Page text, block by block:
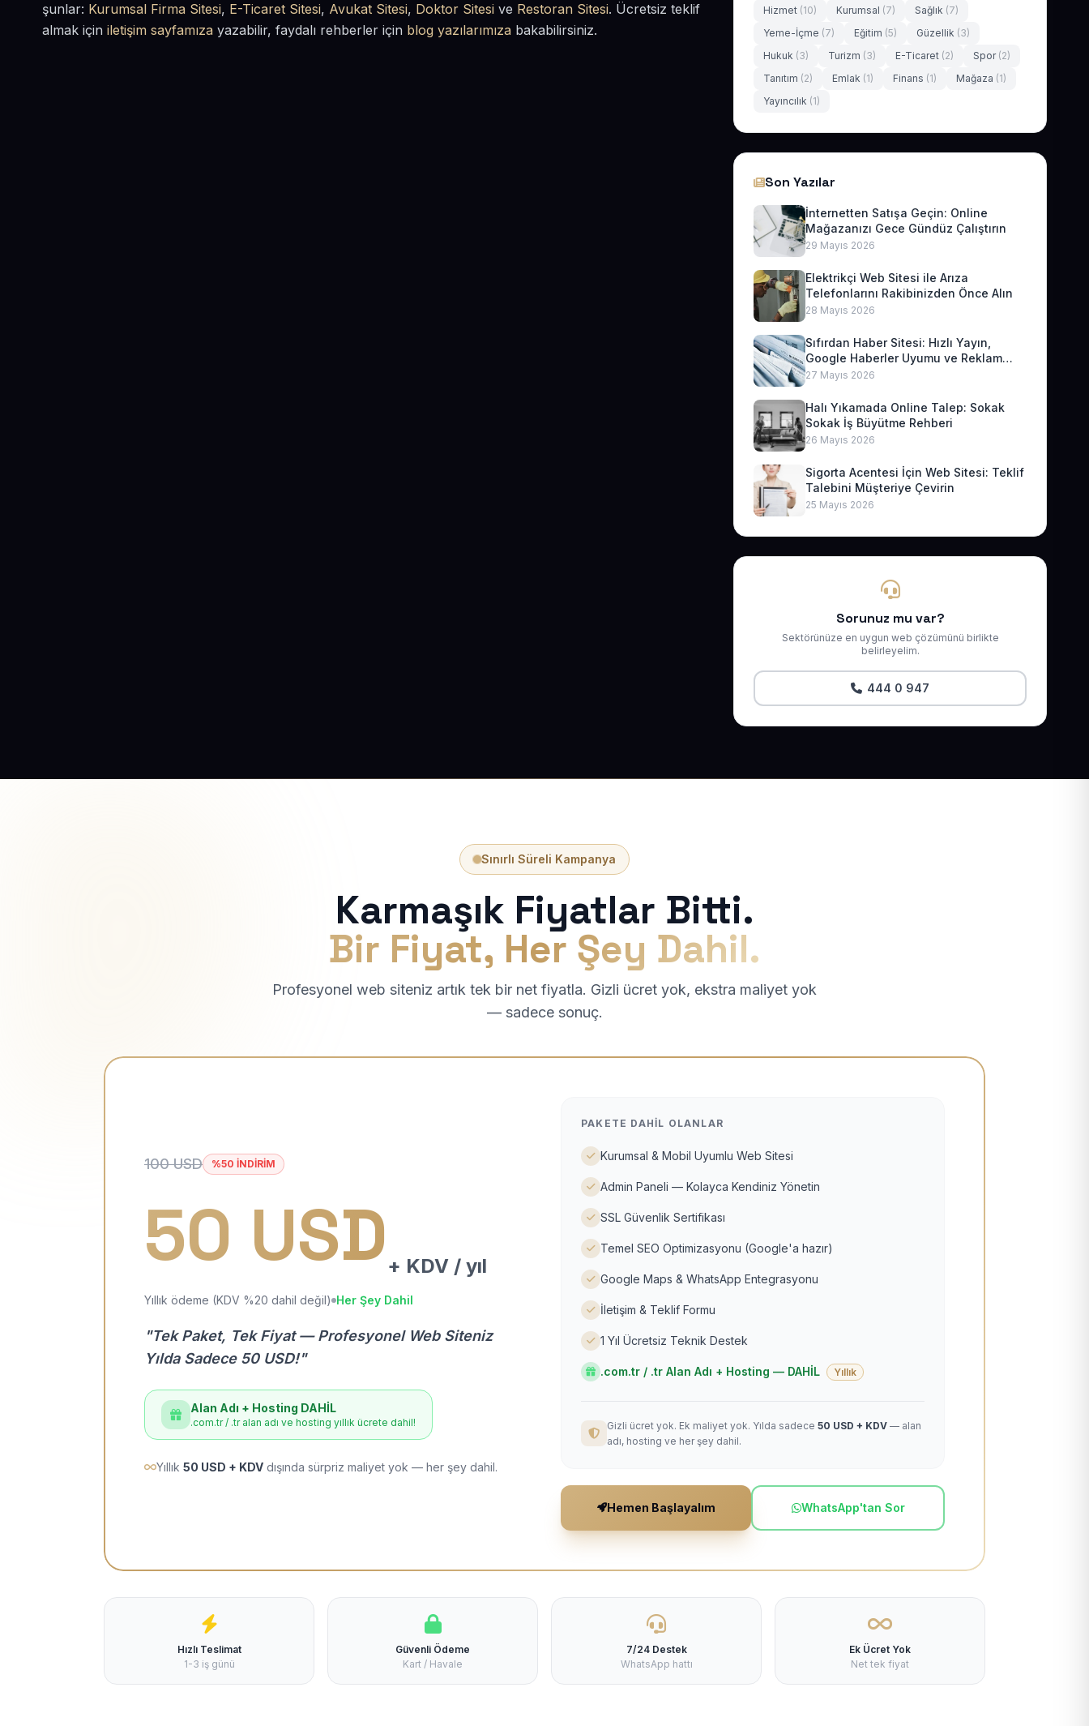
şunlar: Kurumsal Firma Sitesi, E-Ticaret Sitesi, Avukat Sitesi, Doktor Sitesi ve Restoran Sitesi. Ücretsiz teklif
almak için iletişim sayfamıza yazabilir, faydalı rehberler için blog yazılarımıza bakabilirsiniz.
Hizmet (10) Kurumsal (7) Sağlık (7)
Yeme-İçme (7) Eğitim (5) Güzellik (3)
Hukuk (3) Turizm (3) E-Ticaret (2) Spor (2)
Tanıtım (2) Emlak (1) Finans (1) Mağaza (1)
Yayıncılık (1)
Son Yazılar
İnternetten Satışa Geçin: Online
Mağazanızı Gece Gündüz Çalıştırın
29 Mayıs 2026
Elektrikçi Web Sitesi ile Arıza
Telefonlarını Rakibinizden Önce Alın
28 Mayıs 2026
Sıfırdan Haber Sitesi: Hızlı Yayın,
Google Haberler Uyumu ve Reklam
Geliri
27 Mayıs 2026
Halı Yıkamada Online Talep: Sokak
Sokak İş Büyütme Rehberi
26 Mayıs 2026
Sigorta Acentesi İçin Web Sitesi: Teklif
Talebini Müşteriye Çevirin
25 Mayıs 2026
Sorunuz mu var?
Sektörünüze en uygun web çözümünü birlikte
belirleyelim.
444 0 947
Sınırlı Süreli Kampanya
Karmaşık Fiyatlar Bitti.
Bir Fiyat, Her Şey Dahil.
Profesyonel web siteniz artık tek bir net fiyatla. Gizli ücret yok, ekstra maliyet yok
— sadece sonuç.
100 USD %50 İNDİRİM
50 USD + KDV / yıl
Yıllık ödeme (KDV %20 dahil değil) Her Şey Dahil
"Tek Paket, Tek Fiyat — Profesyonel Web Siteniz
Yılda Sadece 50 USD!"
Alan Adı + Hosting DAHİL
.com.tr / .tr alan adı ve hosting yıllık ücrete dahil!
Yıllık 50 USD + KDV dışında sürpriz maliyet yok — her şey dahil.
PAKETE DAHIL OLANLAR
Kurumsal & Mobil Uyumlu Web Sitesi
Admin Paneli — Kolayca Kendiniz Yönetin
SSL Güvenlik Sertifikası
Temel SEO Optimizasyonu (Google'a hazır)
Google Maps & WhatsApp Entegrasyonu
İletişim & Teklif Formu
1 Yıl Ücretsiz Teknik Destek
.com.tr / .tr Alan Adı + Hosting — DAHİL Yıllık
Gizli ücret yok. Ek maliyet yok. Yılda sadece 50 USD + KDV — alan
adı, hosting ve her şey dahil.
Hemen Başlayalım WhatsApp'tan Sor
Hızlı Teslimat
1-3 iş günü
Güvenli Ödeme
Kart / Havale
7/24 Destek
WhatsApp hattı
Ek Ücret Yok
Net tek fiyat